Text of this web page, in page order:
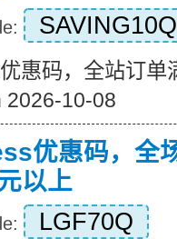
SAVING10Q
惠码，全站订单
2026-10-08
优惠码，全
以上
LGF70Q